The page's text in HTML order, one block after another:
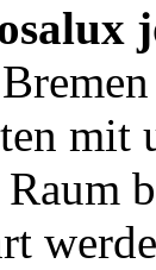
mit
Raum